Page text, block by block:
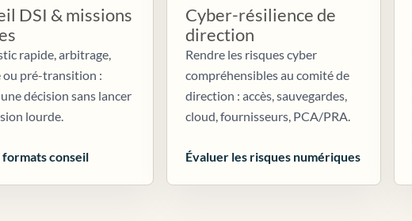
DSI & missions
rapide, arbitrage,
ou pré-transition :
décision sans lancer
lourde.
formats conseil
Cyber-résilience de
direction
Rendre les risques cyber
compréhensibles au comité de
direction : accès, sauvegardes,
cloud, fournisseurs, PCA/PRA.
Évaluer les risques numériques